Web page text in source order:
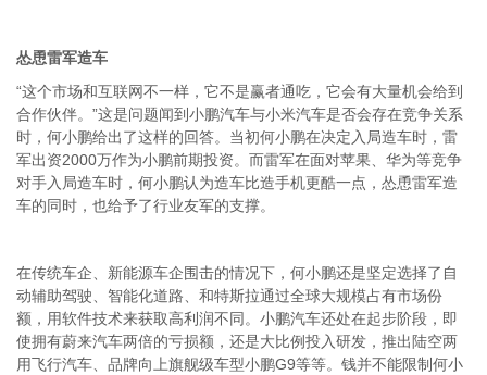
怂恿雷军造车
“这个市场和互联网不一样，它不是赢者通吃，它会有大量机会给到
合作伙伴。”这是问题闻到小鹏汽车与小米汽车是否会存在竞争关系
时，何小鹏给出了这样的回答。当初何小鹏在决定入局造车时，雷
军出资2000万作为小鹏前期投资。而雷军在面对苹果、华为等竞争
对手入局造车时，何小鹏认为造车比造手机更酷一点，怂恿雷军造
车的同时，也给予了行业友军的支撑。
在传统车企、新能源车企围击的情况下，何小鹏还是坚定选择了自
动辅助驾驶、智能化道路、和特斯拉通过全球大规模占有市场份
额，用软件技术来获取高利润不同。小鹏汽车还处在起步阶段，即
使拥有蔚来汽车两倍的亏损额，还是大比例投入研发，推出陆空两
用飞行汽车、品牌向上旗舰级车型小鹏G9等等。钱并不能限制何小